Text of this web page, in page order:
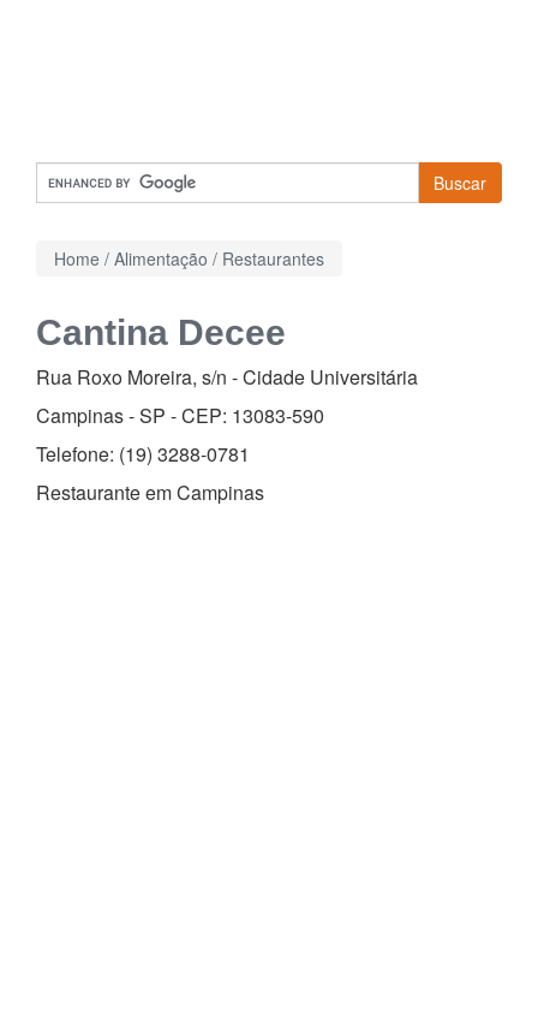
Buscar
Home / Alimentação / Restaurantes
Cantina Decee
Rua Roxo Moreira, s/n -Cidade Universitária
Campinas - SP - CEP: 13083-590
Telefone: (19) 3288-0781
Restaurante em Campinas